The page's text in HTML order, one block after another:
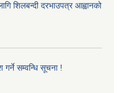
शिलबन्दी दरभाउपत्र आह्वानको
गर्ने सम्वन्धि सूचना !